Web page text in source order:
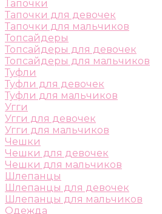
Тапочки
Тапочки для девочек
Тапочки для мальчиков
Топсайдеры
Топсайдеры для девочек
Топсайдеры для мальчиков
Туфли
Туфли для девочек
Туфли для мальчиков
Угги
Угги для девочек
Угги для мальчиков
Чешки
Чешки для девочек
Чешки для мальчиков
Шлепанцы
Шлепанцы для девочек
Шлепанцы для мальчиков
Одежда